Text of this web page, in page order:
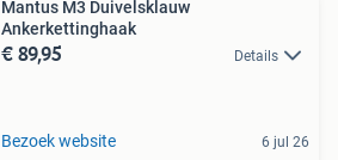
Mantus M3 Duivelsklauw
Ankerkettinghaak
€ 89,95 Details
Bezoek website 6 jul 26